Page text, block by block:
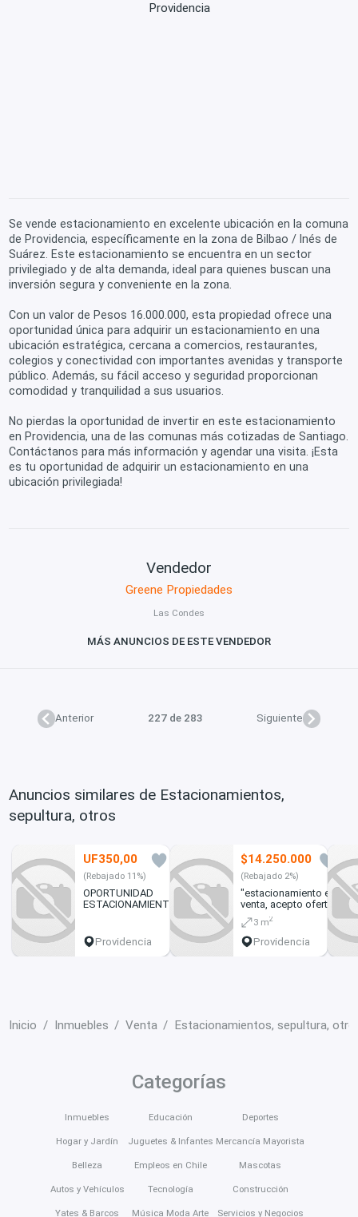
Providencia
Se vende estacionamiento en excelente ubicación en la comuna
de Providencia, específicamente en la zona de Bilbao / Inés de
Suárez. Este estacionamiento se encuentra en un sector
privilegiado y de alta demanda, ideal para quienes buscan una
inversión segura y conveniente en la zona.
Con un valor de Pesos 16.000.000, esta propiedad ofrece una
oportunidad única para adquirir un estacionamiento en una
ubicación estratégica, cercana a comercios, restaurantes,
colegios y conectividad con importantes avenidas y transporte
público. Además, su fácil acceso y seguridad proporcionan
comodidad y tranquilidad a sus usuarios.
No pierdas la oportunidad de invertir en este estacionamiento
en Providencia, una de las comunas más cotizadas de Santiago.
Contáctanos para más información y agendar una visita. ¡Esta
es tu oportunidad de adquirir un estacionamiento en una
ubicación privilegiada!
Vendedor
Greene Propiedades
Las Condes
MÁS ANUNCIOS DE ESTE VENDEDOR
Anterior 227 de 283 Siguiente
Anuncios similares de Estacionamientos,
sepultura, otros
UF350,00
(Rebajado 11%)
OPORTUNIDAD
ESTACIONAMIENTO
Providencia
$14.250.000 0
(Rebajado 2%)
"estacionamiento en
venta, acepto ofertas"
3 m2
Providencia
Inicio Inmuebles Venta Estacionamientos, sepultura,
Categorías
Inmuebles
Hogar y Jardín
Belleza
Autos y Vehículos
Yates & Barcos
Educación
Juguetes & Infantes
Empleos en Chile
Tecnología
Música Moda Arte
Deportes
Mercancía Mayorista
Mascotas
Construcción
Servicios y Negocios